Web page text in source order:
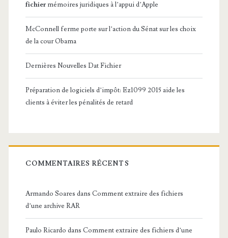
fichier mémoires juridiques à l’appui d’Apple
McConnell ferme porte sur l’action du Sénat sur les choix
de la cour Obama
Dernières Nouvelles Dat Fichier
Préparation de logiciels d’impôt: Ez1099 2015 aide les
clients à éviter les pénalités de retard
COMMENTAIRES RÉCENTS
Armando Soares dans Comment extraire des fichiers
d’une archive RAR
Paulo Ricardo dans Comment extraire des fichiers d’une